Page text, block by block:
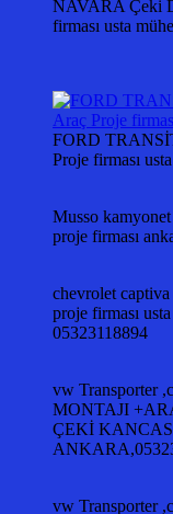
NAVARA Çeki
firması usta
FORD
Proje firması
Musso
proje firması
chevrolet
proje firması
05323118894
vw Transporter
MONTAJI
ÇEKİ
vw Transporter